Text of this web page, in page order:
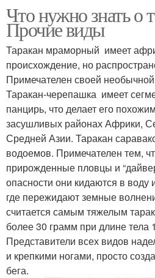
Что нужно знать о
Прочие виды
Таракан мраморный имеет
происхождение, но
Примечателен своей
Таракан-черепашка имеет
панцирь, что делает его
засушливых районах Африки,
Средней Азии. Таракан
водоемов. Примечателен тем,
прирожденные пловцы и
опасности они кидаются в воду
где пережидают земные
считается самым тяжелым
более 30 грамм при длине тела
Представители всех видов
и крепкими ногами, просто
бега.